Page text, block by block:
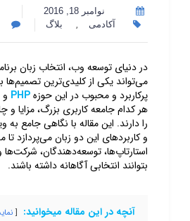
نوامبر 18, 2016
آکادمی
, بلاگ
در دنیای توسعه وب، انتخاب زبان
می‌تواند یکی از کلیدی‌ترین تصمیم‌ها
پرکاربرد و محبوب در این حوزهPHP و
هر کدام جامعه کاربری بزرگ،
را دارند. این مقاله با نگاهی جامع به
و کاربردهای این دو زبان می‌پردازد
استارتاپ‌ها، توسعه‌دهندگان،
بتوانند انتخابی آگاهانه داشته باشند.
آنچه در این مقاله میخوانید: